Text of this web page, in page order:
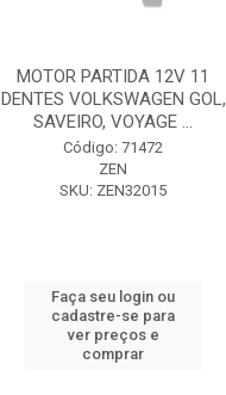
MOTOR PARTIDA 12V 11
DENTES VOLKSWAGEN GOL,
SAVEIRO, VOYAGE ...
Código: 71472
ZEN
SKU: ZEN32015
Faça seu login ou
cadastre-se para
ver preços e
comprar